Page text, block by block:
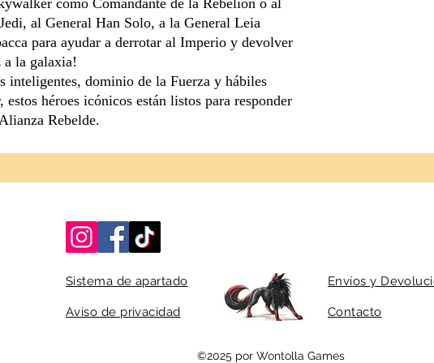
como Comandante de la Rebelión o al
al General Han Solo, a la General Leia
para ayudar a derrotar al Imperio y devolver
la galaxia!
inteligentes, dominio de la Fuerza y hábiles
estos héroes icónicos están listos para responder
Rebelde.
Sistema de apartado
Aviso de privacidad
Envíos y
Contacto
©2025 por Wontolla Games